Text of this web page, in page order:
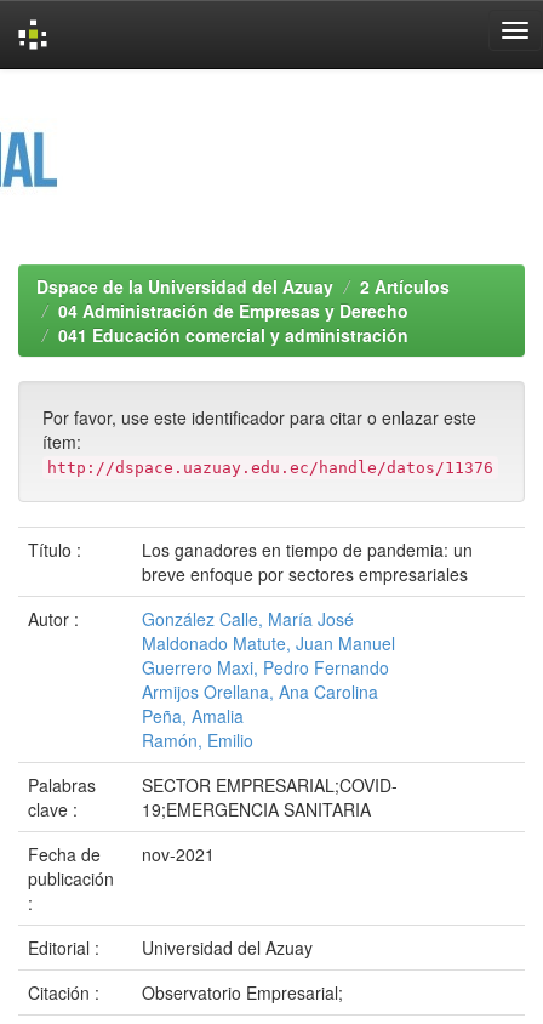
Dspace de la Universidad del Azuay
2 Artículos
04 Administración de Empresas y Derecho
041 Educación comercial y administración
Por favor, use este identificador para citar o enlazar este
ítem:
http://dspace.uazuay.edu.ec/handle/datos/11376
Título :
Los ganadores en tiempo de pandemia: un
breve enfoque por sectores empresariales
Autor :
González Calle, María José
Maldonado Matute, Juan Manuel
Guerrero Maxi, Pedro Fernando
Armijos Orellana, Ana Carolina
Peña, Amalia
Ramón, Emilio
Palabras
clave :
SECTOR EMPRESARIAL;COVID-
19;EMERGENCIA SANITARIA
Fecha de
publicación
:
nov-2021
Editorial :
Universidad del Azuay
Citación :
Observatorio Empresarial;